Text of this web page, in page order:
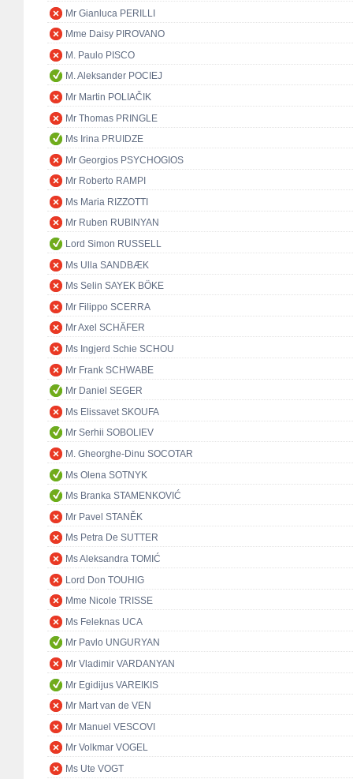
Mr Gianluca PERILLI
Mme Daisy PIROVANO
M. Paulo PISCO
M. Aleksander POCIEJ
Mr Martin POLIAČIK
Mr Thomas PRINGLE
Ms Irina PRUIDZE
Mr Georgios PSYCHOGIOS
Mr Roberto RAMPI
Ms Maria RIZZOTTI
Mr Ruben RUBINYAN
Lord Simon RUSSELL
Ms Ulla SANDBÆK
Ms Selin SAYEK BÖKE
Mr Filippo SCERRA
Mr Axel SCHÄFER
Ms Ingjerd Schie SCHOU
Mr Frank SCHWABE
Mr Daniel SEGER
Ms Elissavet SKOUFA
Mr Serhii SOBOLIEV
M. Gheorghe-Dinu SOCOTAR
Ms Olena SOTNYK
Ms Branka STAMENKOVIĆ
Mr Pavel STANĚK
Ms Petra De SUTTER
Ms Aleksandra TOMIĆ
Lord Don TOUHIG
Mme Nicole TRISSE
Ms Feleknas UCA
Mr Pavlo UNGURYAN
Mr Vladimir VARDANYAN
Mr Egidijus VAREIKIS
Mr Mart van de VEN
Mr Manuel VESCOVI
Mr Volkmar VOGEL
Ms Ute VOGT